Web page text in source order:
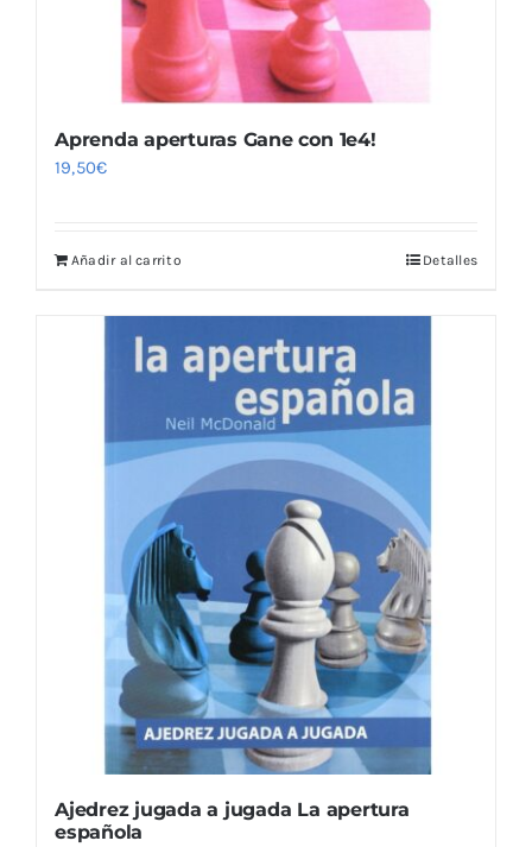
Aprenda aperturas Gane con 1e4!
19,50€
Añadir al carrito Detalles
Ajedrez jugada a jugada La apertura
española